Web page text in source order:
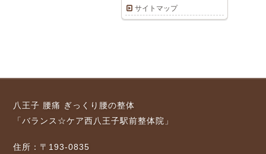
サイトマップ
八王子 腰痛 ぎっくり腰の整体
「バランス☆ケア西八王子駅前整体院」
住所：〒193-0835